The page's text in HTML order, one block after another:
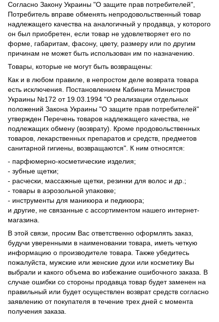
Согласно Закону Украины "О защите прав потребителей",
Потребитель вправе обменять непродовольственный товар
надлежащего качества на аналогичный у продавца, у которого
он был приобретен, если товар не удовлетворяет его по
форме, габаритам, фасону, цвету, размеру или по другим
причинам не может быть использован им по назначению.
Товары, которые не могут быть возвращены:
Как и в любом правиле, в непростом деле возврата товара
есть исключения. Постановлением Кабинета Министров
Украины №172 от 19.03.1994 "О реализации отдельных
положений Закона Украины "О защите прав потребителей"
утвержден Перечень товаров надлежащего качества, не
подлежащих обмену (возврату). Кроме продовольственных
товаров, лекарственных препаратов и средств, предметов
санитарной гигиены, возвращаются". К ним относятся:
- парфюмерно-косметические изделия;
- зубные щетки;
- расчески, массажные щетки, резинки для волос и др.;
- товары в аэрозольной упаковке;
- инструменты для маникюра и педикюра;
и другие, не связанные с ассортиментом нашего интернет-
магазина.
В этой связи, просим Вас ответственно оформлять заказ,
будучи уверенными в наименовании товара, иметь четкую
информацию о производителе товара. Также убедитесь
пожалуйста, мужские или женские духи или косметику Вы
выбрали и какого объема во избежание ошибочного заказа. В
случае ошибки со стороны продавца товар будет заменен на
правильный или будет осуществлен возврат средств согласно
заявлению от покупателя в течение трех дней с момента
получения заказа.